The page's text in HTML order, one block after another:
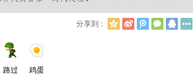
分享到 :
Q
新
浪
腾
讯
微
信
Q
路过 鸡蛋